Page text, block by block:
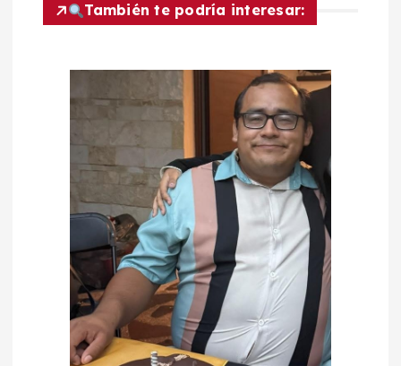
e
También te podría interesar: